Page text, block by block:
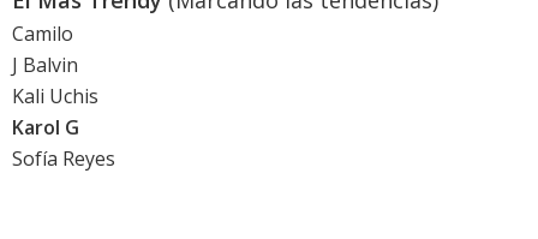
Camilo
J Balvin
Kali Uchis
Karol G
Sofía Reyes